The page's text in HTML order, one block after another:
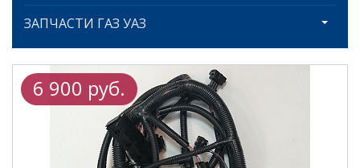
ЗАПЧАСТИ ГАЗ УАЗ
6 900 руб.